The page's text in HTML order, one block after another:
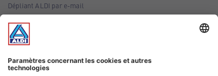
Dépliant ALDI par e-mail
Offres
Infos essentielles